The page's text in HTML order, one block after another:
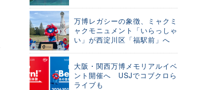
万博レガシーの象徴、ミャクミ
ャクモニュメント「いらっしゃ
い」が西淀川区「福駅前」へ
大阪・関西万博メモリアルイベ
ント開催へ USJでコブクロら
ライブも